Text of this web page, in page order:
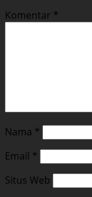
Komentar *
Nama *
Email *
Situs Web